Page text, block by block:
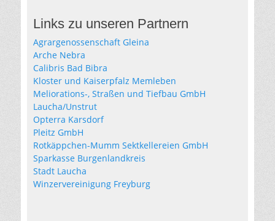
Links zu unseren Partnern
Agrargenossenschaft Gleina
Arche Nebra
Calibris Bad Bibra
Kloster und Kaiserpfalz Memleben
Meliorations-, Straßen und Tiefbau GmbH
Laucha/Unstrut
Opterra Karsdorf
Pleitz GmbH
Rotkäppchen-Mumm Sektkellereien GmbH
Sparkasse Burgenlandkreis
Stadt Laucha
Winzervereinigung Freyburg